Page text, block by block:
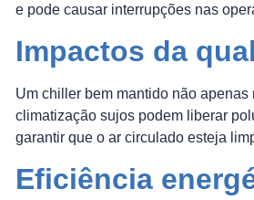
e pode causar interrupções nas
Impactos da
Um chiller bem mantido não
climatização sujos podem liberar
garantir que o ar circulado esteja
Eficiência